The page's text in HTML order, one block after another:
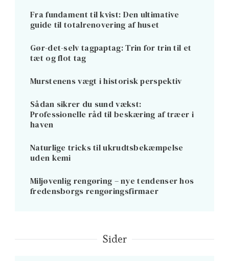
Fra fundament til kvist: Den ultimative
guide til totalrenovering af huset
Gør-det-selv tagpaptag: Trin for trin til et
tæt og flot tag
Murstenens vægt i historisk perspektiv
Sådan sikrer du sund vækst:
Professionelle råd til beskæring af træer i
haven
Naturlige tricks til ukrudtsbekæmpelse
uden kemi
Miljøvenlig rengøring – nye tendenser hos
fredensborgs rengøringsfirmaer
Sider